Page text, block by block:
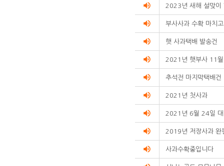
volume_up 2023년 새해 설맞이
volume_up 부사사과 수확 마치
volume_up 햇 사과택배 발송건
volume_up 2021년 햇부사 11
volume_up 추석전 마지막택배건
volume_up 2021년 첫사과
volume_up 2021년 6월 24일 대
volume_up 2019년 저장사과 완
volume_up 사과수확중입니다